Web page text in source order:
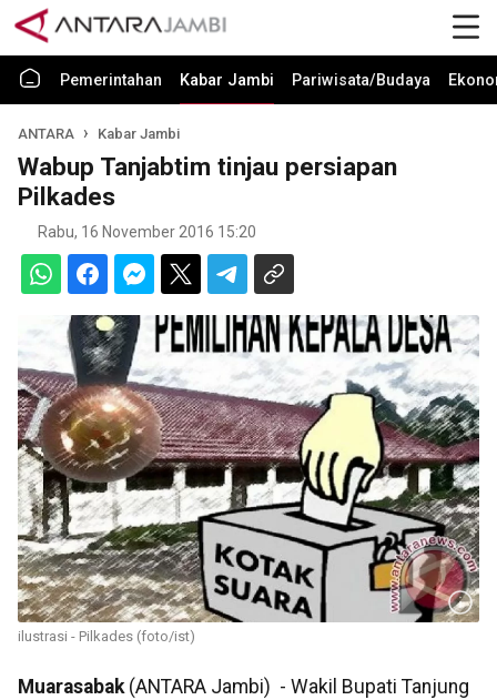
Pemerintahan Kabar Jambi Pariwisata/Budaya
ANTARA Kabar Jambi
Wabup Tanjabtim tinjau persiapan
Pilkades
Rabu, 16 November 2016 15:20
ilustrasi - Pilkades (foto/ist)
Muarasabak(ANTARA Jambi) - Wakil Bupati Tanjung